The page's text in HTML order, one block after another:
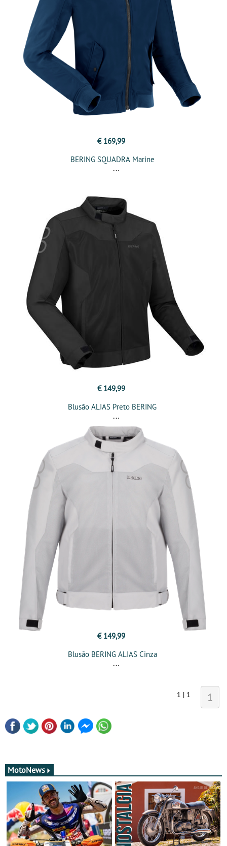
€ 169,99
BERING SQUADRA Marine
€ 149,99
Blusão ALIAS Preto BERING
€ 149,99
Blusão BERING ALIAS Cinza
1 | 1 1
MotoNews